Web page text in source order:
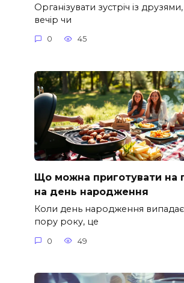
Організувати зустріч із
вечір чи
0 45
Що можна приготувати на
на день народження
Коли день народження
пору року, це
0 49